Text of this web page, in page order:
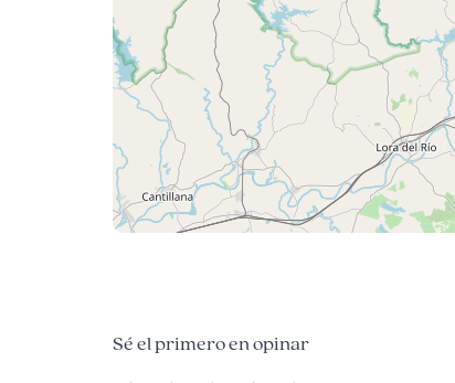
Sé el primero en opinar